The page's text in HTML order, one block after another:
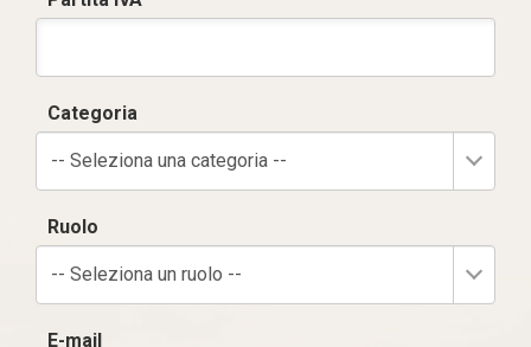
Categoria
-- Seleziona una categoria --
Ruolo
-- Seleziona un ruolo --
E-mail